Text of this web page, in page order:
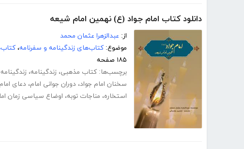
دانلود کتاب امام جواد (ع) نهمین امام شیعه
از: عبدالزهرا عثمان محمد
موضوع: کتاب‌های زندگینامه و سفرنامه،
۱۸۵ صفحه
برچسب‌ها: کتاب مذهبی، زندگینامه،
سخنان امام جواد، دوران جوانی امام، دعای
استخاره، مناجات توبه، اوضاع سیاسی زمان